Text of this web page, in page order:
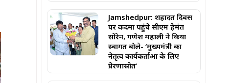
Jamshedpur: शहादत दिवस
पर कदमा पहुंचे सीएम हेमंत
सोरेन, गणेश महाली ने किया
स्वागत बोले- ‘मुख्यमंत्री का
नेतृत्व कार्यकर्ताओं के लिए
प्रेरणास्रोत’